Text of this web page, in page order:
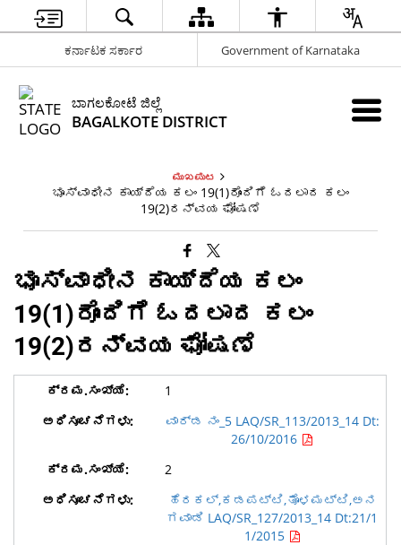
ಕರ್ನಾಟಕ ಸರ್ಕಾರ Government of Karnataka
ಬಾಗಲಕೋಟೆ ಜಿಲ್ಲೆ
BAGALKOTE DISTRICT
ಮುಖಪುಟ
ಭೂಸ್ವಾಧೀನ ಕಾಯ್ದೆಯ ಕಲಂ 19(1)ರೊಂದಿಗೆ ಓದಲಾದ ಕಲಂ
19(2)ರನ್ವಯ ಘೋಷಣೆ
ಭೂಸ್ವಾಧೀನ ಕಾಯ್ದೆಯ ಕಲಂ
19(1)ರೊಂದಿಗೆ ಓದಲಾದ ಕಲಂ
19(2)ರನ್ವಯ ಘೋಷಣೆ
1
ವಾರ್ಡ ನಂ_5 LAQ/SR_113/2013_14 Dt:
26/10/2016
2
ಹೆರಕಲ್,ಕಡಪಟ್ಟಿ,ತೊಳಮಟ್ಟಿ,ಅನ
ಗವಾಡಿ LAQ/SR_127/2013_14 Dt:21/1
1/2015